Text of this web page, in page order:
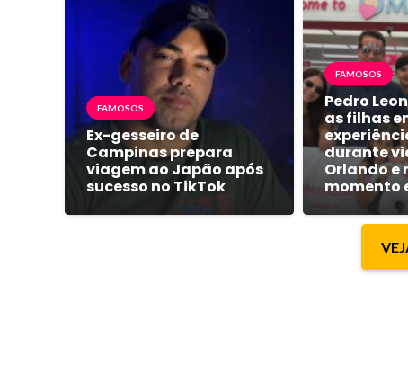
FAMOSOS
Ex-gesseiro de
Campinas prepara
viagem ao Japão após
sucesso no TikTok
FAMOSOS
Pedro
as filhas
durante
Orlando e
momento